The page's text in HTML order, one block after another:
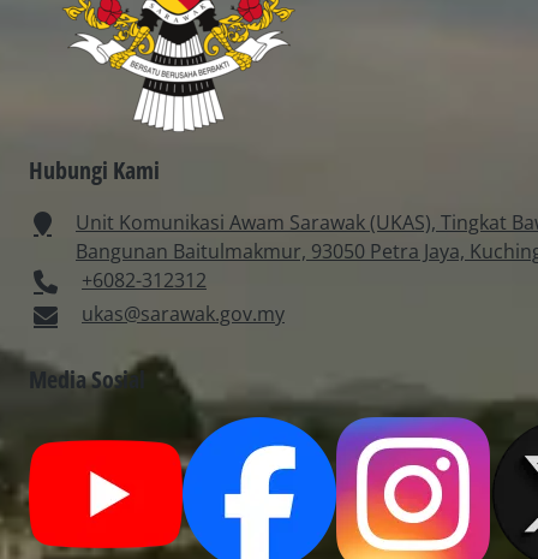
Hubungi Kami
Unit Komunikasi Awam Sarawak (UKAS), Tingkat
Bangunan Baitulmakmur, 93050 Petra Jaya,
+6082-312312
ukas@sarawak.gov.my
Media Sosial